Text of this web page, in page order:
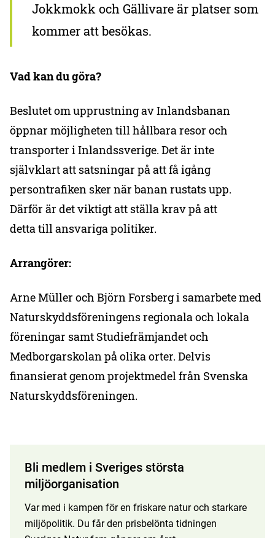
Jokkmokk och Gällivare är platser som
kommer att besökas.
Vad kan du göra?
Beslutet om upprustning av Inlandsbanan
öppnar möjligheten till hållbara resor och
transporter i Inlandssverige. Det är inte
självklart att satsningar på att få igång
persontrafiken sker när banan rustats upp.
Därför är det viktigt att ställa krav på att
detta till ansvariga politiker.
Arrangörer:
Arne Müller och Björn Forsberg i samarbete med
Naturskyddsföreningens regionala och lokala
föreningar samt Studiefrämjandet och
Medborgarskolan på olika orter. Delvis
finansierat genom projektmedel från Svenska
Naturskyddsföreningen.
Bli medlem i Sveriges största
miljöorganisation
Var med i kampen för en friskare natur och starkare
miljöpolitik. Du får den prisbelönta tidningen